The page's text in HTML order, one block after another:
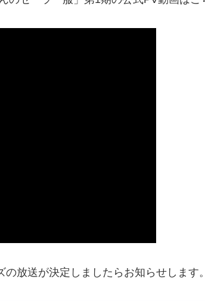
放送が決定しましたらお知らせします